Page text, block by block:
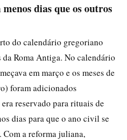
dias que os outros
do calendário gregoriano
Roma Antiga. No calendário
em março e os meses de
foram adicionados
reservado para rituais de
dias para que o ano civil se
Com a reforma juliana,